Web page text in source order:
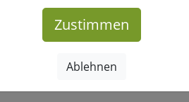
Zustimmen
Ablehnen